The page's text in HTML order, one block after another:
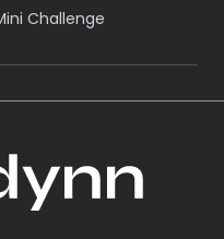
Challenge